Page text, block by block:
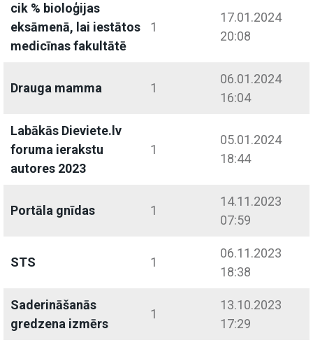
cik % bioloģijas
eksāmenā, lai iestātos
medicīnas fakultātē
1
17.01.2024
20:08
Drauga mamma 1
06.01.2024
16:04
Labākās Dieviete.lv
foruma ierakstu
autores 2023
1
05.01.2024
18:44
Portāla gnīdas 1
14.11.2023
07:59
STS 1
06.11.2023
18:38
Saderināšanās
gredzena izmērs
1
13.10.2023
17:29